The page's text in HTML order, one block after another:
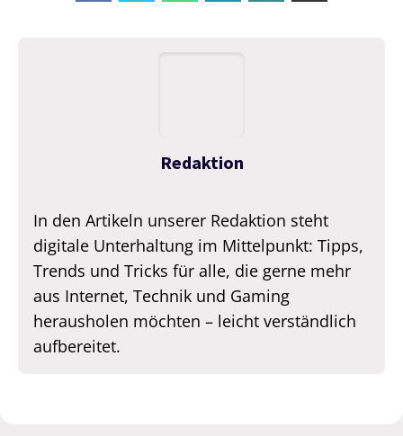
Redaktion
In den Artikeln unserer Redaktion steht
digitale Unterhaltung im Mittelpunkt: Tipps,
Trends und Tricks für alle, die gerne mehr
aus Internet, Technik und Gaming
herausholen möchten – leicht verständlich
aufbereitet.